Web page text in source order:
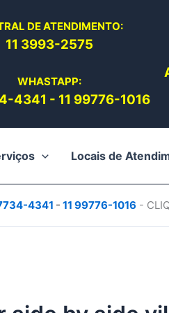
DE ATENDIMENTO:
11 3993-2575
WHASTAPP:
4341 - 11 99776-1016
Locais de
4341 - 11 99776-1016 -